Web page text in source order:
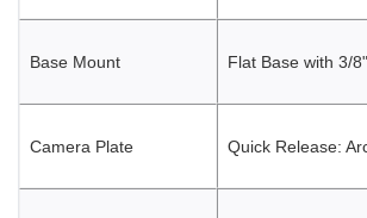
Base Mount Flat Base with 3/
Camera Plate Quick Release: